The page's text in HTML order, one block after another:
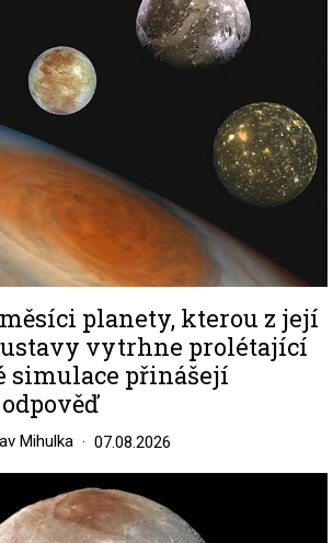
měsíci planety, kterou z její
vytrhne prolétající
simulace přinášejí
Mihulka 07.08.2026